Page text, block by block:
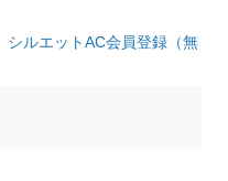
シルエットAC会員登録（無